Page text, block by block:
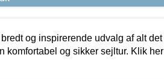
og inspirerende udvalg af alt det
komfortabel og sikker sejltur. Klik her